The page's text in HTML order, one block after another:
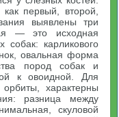
первый, второй,
выявлены три
— это исходная
карликового
овальная форма
пород собак и
к овоидной. Для
характерны
разница между
скуловой